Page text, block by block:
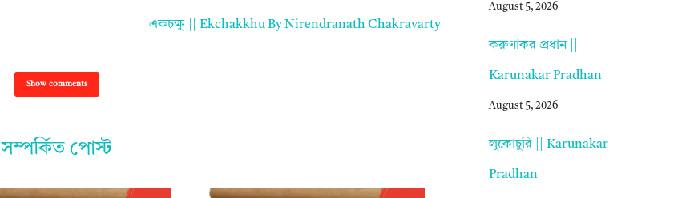
একচক্ষু || Ekchakkhu By Nirendranath Chakravarty
Show comments
সম্পর্কিত পোস্ট
August 5, 2026
করুণাকর প্রধান ||
Karunakar Pradhan
August 5, 2026
লুকোচুরি || Karunakar
Pradhan